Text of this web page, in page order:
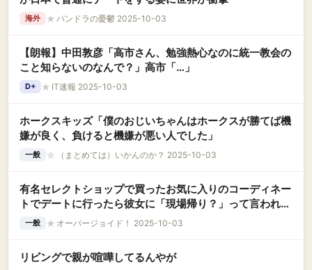
海外 ★ パンドラの憂鬱 2025-10-03
【朗報】中田敦彦「高市さん、勉強熱心なのに統一教会の
こと知らないのなんで？」高市「…」
D+ ★ IT速報 2025-10-03
ホークスキッズ「僕のおじいちゃんはホークスが勝てば機
嫌が良く、負けると機嫌が悪い人でした」
一般 ☆ （まとめては）いかんのか？ 2025-10-03
有名セレクトショップで買ったお気に入りのコーディネー
トでデートに行ったら彼女に「現場帰り？」って言われた
んだが・・・？
一般 ★ オーバージョイド！ 2025-10-03
リビングで親が喧嘩してるんやが